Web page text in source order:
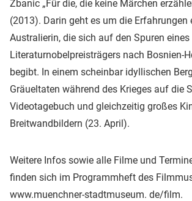
Zbanic „Für die, die keine Märchen
(2013). Darin geht es um die Erfahrungen
Australierin, die sich auf den Spuren eines
Literaturnobelpreisträgers nach Bosnien-
begibt. In einem scheinbar idyllischen
Gräueltaten während des Krieges auf die
Videotagebuch und gleichzeitig großes
Breitwandbildern (23. April).
Weitere Infos sowie alle Filme und
finden sich im Programmheft des
www.muenchner-stadtmuseum. de/film.